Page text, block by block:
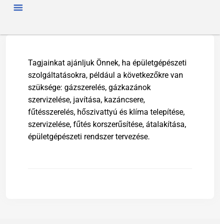
Tagjainkat ajánljuk Önnek, ha épületgépészeti
szolgáltatásokra, például a következőkre van
szüksége: gázszerelés, gázkazánok
szervizelése, javítása, kazáncsere,
fűtésszerelés, hőszivattyú és klíma telepítése,
szervizelése, fűtés korszerűsítése, átalakítása,
épületgépészeti rendszer tervezése.